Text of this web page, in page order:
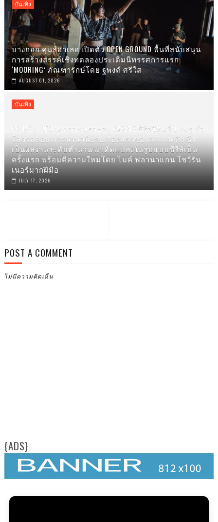
บันเทิง
บางกอก คุนส์ฮาเลอ เปิดตัว OPEN GROUND พื้นที่สนับสนุน
การสร้างสรรค์เชิงทดลองประเดิมนิทรรศการแรก
‘MOORING’ ภัณฑารักษ์โดย ฐพงค์ ศรีใส
AUGUST 01, 2026
บันเทิง
PRIME VIDEO เผยภาพแรกของ CARRIE ซีรีส์ใหม่ที่แฟนๆ ทั่ว
โลกรอคอย การนำนวนิยายเรื่องแรกของสตีเฟน คิง ซึ่ง
เป็นผลงานระดับตำนาน มาดัดแปลงในรูปแบบซีรีส์เป็น
ครั้งแรก พร้อมตีความใหม่โดย ไมค์ ฟลานาแกน โชว์รัน
เนอร์มากฝีมือ
JULY 17, 2026
POST A COMMENT
ไม่มีความคิดเห็น
{ADS}